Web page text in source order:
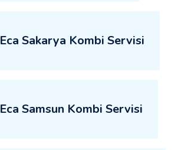
Eca Sakarya Kombi Servisi
Eca Samsun Kombi Servisi